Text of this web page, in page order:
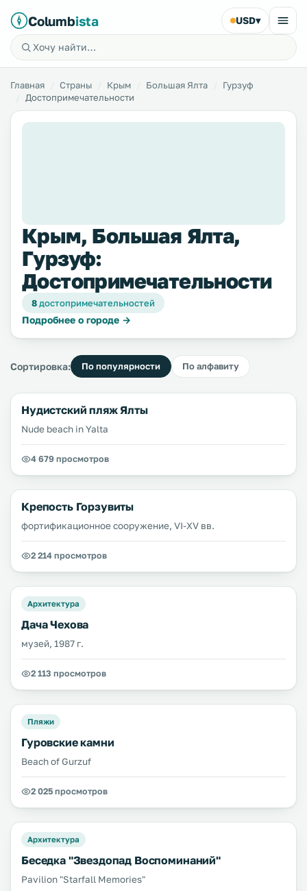
Columbista USD▾
Главная Страны Крым Большая Ялта
Гурзуф
Достопримечательности
Крым, Большая Ялта,
Гурзуф:
Достопримечательности
8достопримечательностей
Подробнее о городе →
Сортировка: По популярности По алфавиту
Нудистский пляж Ялты
Nude beach in Yalta
4 679 просмотров
Крепость Горзувиты
фортификационное сооружение, VI-XV вв.
2 214 просмотров
Архитектура
Дача Чехова
музей, 1987 г.
2 113 просмотров
Пляжи
Гуровские камни
Beach of Gurzuf
2 025 просмотров
Архитектура
Беседка "Звездопад Воспоминаний"
Pavilion "Starfall Memories"